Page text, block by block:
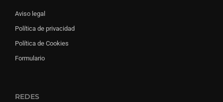
Aviso legal
Política de privacidad
Política de Cookies
Formulario
REDES